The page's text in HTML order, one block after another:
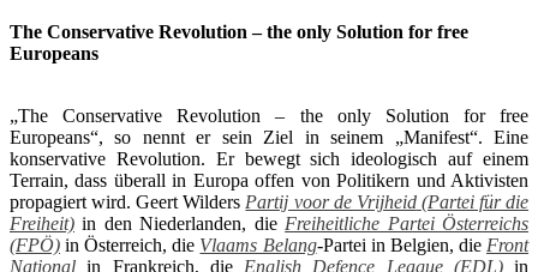
The Conservative Revolution – the only Solution for free
Europeans
„The Conservative Revolution – the only Solution for free
Europeans“, so nennt er sein Ziel in seinem „Manifest“. Eine
konservative Revolution. Er bewegt sich ideologisch auf einem
Terrain, dass überall in Europa offen von Politikern und Aktivisten
propagiert wird. Geert Wilders Partij voor de Vrijheid (Partei für die
Freiheit) in den Niederlanden, die Freiheitliche Partei Österreichs
(FPÖ) in Österreich, die Vlaams Belang-Partei in Belgien, die Front
National in Frankreich, die English Defence League (EDL)in